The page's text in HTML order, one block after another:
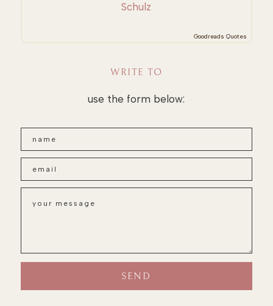
Schulz
Goodreads Quotes
WRITE TO
use the form below: